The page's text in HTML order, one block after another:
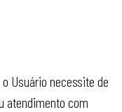
Usuário necessite de
atendimento com